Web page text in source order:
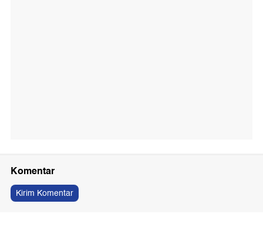
Komentar
Kirim Komentar